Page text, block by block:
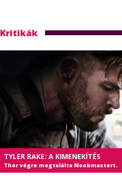
Kritikák
TYLER RAKE: A KIMENEKÍTÉS
Thor végre megtalálta Noobmastert.